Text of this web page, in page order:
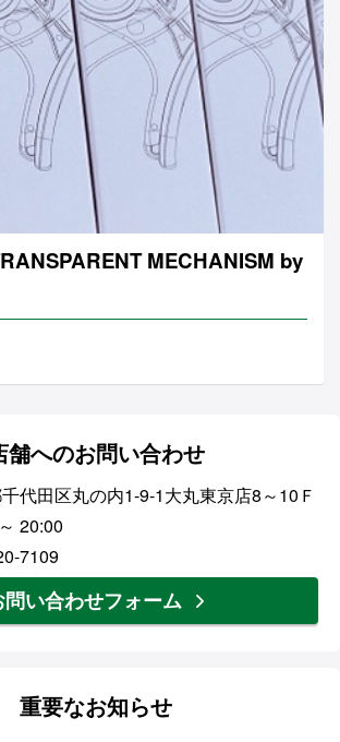
MECHANISM by
舗へのお問い合わせ
代田区丸の内1-9-1大丸東京店8～10Ｆ
20:00
7109
問い合わせフォーム
重要なお知らせ